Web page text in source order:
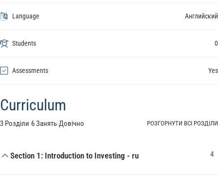
Language Английский
Students 0
Assessments Yes
Curriculum
3 Розділи 6 Занять Довічно РОЗГОРНУТИ ВСІ РОЗДІЛИ
Section 1: Introduction to Investing - ru 4